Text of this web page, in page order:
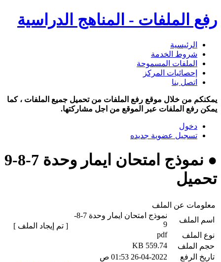
رفع الملفات - المناهج الدراسية
الرئيسية
شروط الخدمة
الملفات المسموحة
إحصائيات المركز
اتصل بنا
يمكنكم من خلال موقع رفع الملفات من تحميل جميع الملفات ، كما
يمكن رفع الملفات عبر الموقع من اجل مشاركتها.
دخول
تسجيل عضوية جديده
● نموذج امتحان ايمار وحدة 7-8-9
تحميل
معلومات عن الملف
اسم الملف
نموذج امتحان ايمار وحدة 7-8-
9
نوع الملف
pdf
حجم الملف
559.74 KB
تاريخ الرفع
26-04-2022 01:53 ص
[ تم إيجاد الملف ]